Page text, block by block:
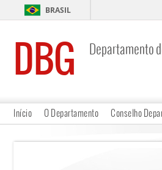
BRASIL
DBG Departamento
Início O Departamento Conselho